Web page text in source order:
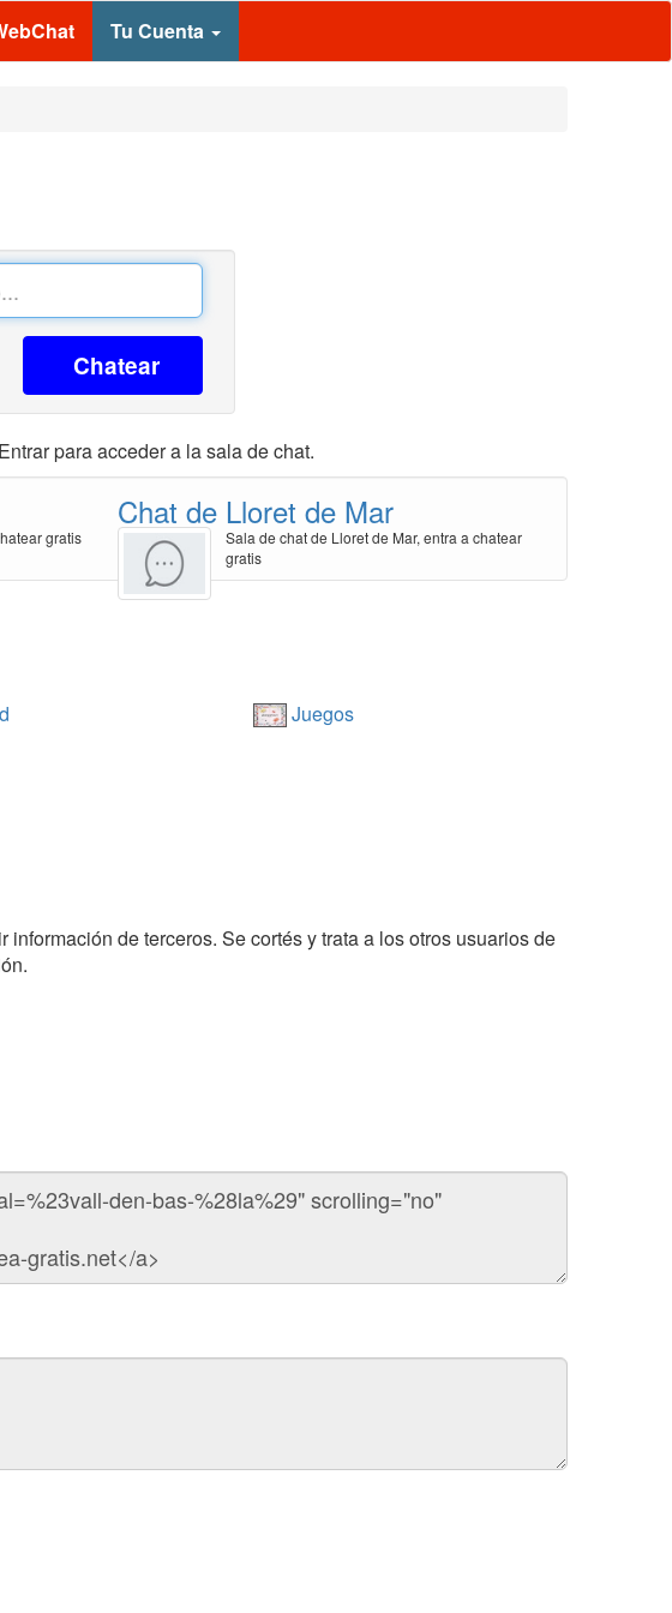
Tu Cuenta
Chatear
para acceder a la sala de chat.
gratis
Chat de Lloret de Mar
Sala de chat de Lloret de Mar, entra a chatear
gratis
Juegos
de terceros. Se cortés y trata a los otros usuarios de